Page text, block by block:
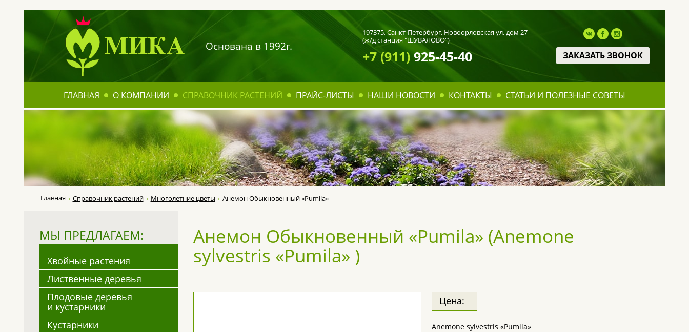
Основана в 1992г.
197375,Санкт-Петербург, Новоорловская ул. дом 27
(ж/д станция "ШУВАЛОВО")
+7 (911)925-45-40 ЗАКАЗАТЬ ЗВОНОК
ГЛАВНАЯ О КОМПАНИИ СПРАВОЧНИК РАСТЕНИЙ ПРАЙС-ЛИСТЫ НАШИ НОВОСТИ КОНТАКТЫ СТАТЬИ И ПОЛЕЗНЫЕ СОВЕТЫ
Главная Справочник растений Многолетние цветы Анемон Обыкновенный «Pumila»
МЫ ПРЕДЛАГАЕМ:
Хвойные растения
Лиственные деревья
Плодовые деревья
и кустарники
Кустарники
Анемон Обыкновенный «Pumila» (Anemone
sylvestris «Pumila» )
Цена:
Anemone sylvestris «Pumila»